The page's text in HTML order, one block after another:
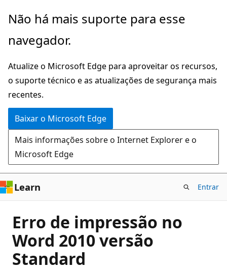
Pular
o
principal
Não há mais suporte para esse
navegador.
Atualize o Microsoft Edge para aproveitar os recursos,
o suporte técnico e as atualizações de segurança mais
recentes.
Baixar o Microsoft Edge
Mais informações sobre o Internet Explorer e o
Microsoft Edge
Learn Entrar
Erro de impressão no
Word 2010 versão
Standard